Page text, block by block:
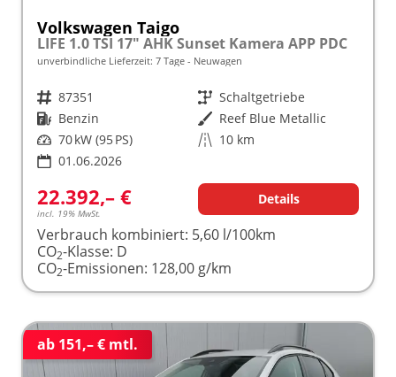
Volkswagen Taigo
LIFE 1.0 TSI 17" AHK Sunset Kamera APP PDC
unverbindliche Lieferzeit: 7 Tage Neuwagen
Fahrzeugnr. 87351 Getriebe Schaltgetriebe
Kraftstoff Benzin Außenfarbe Reef Blue Metallic
Leistung 70 kW (95 PS) Kilometerstand 10 km
01.06.2026
22.392,– €
incl. 19% MwSt.
Details
Verbrauch kombiniert: 5,60 l/100km
CO2-Klasse: D
CO2-Emissionen: 128,00 g/km
ab 151,– € mtl.